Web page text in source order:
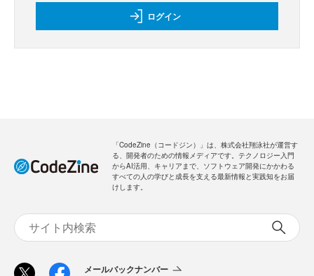
ログイン
「CodeZine（コードジン）」は、株式会社翔泳社が運営す
る、開発者のための情報メディアです。テクノロジー入門
からAI活用、キャリアまで、ソフトウェア開発にかかわる
すべての人の学びと成長を支える最新情報と実践知をお届
けします。
メールバックナンバー